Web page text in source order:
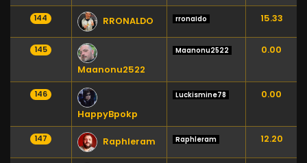
144 RRONALDO rronaIdo 15.33
145
Maanonu2522
Maanonu2522 0.00
146
HappyBpokp
Luckismine78 0.00
147 Raphleram Raphleram 12.20